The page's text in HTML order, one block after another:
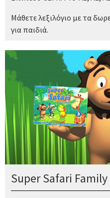
Μάθετε λεξιλόγιο με τα
για παιδιά.
Super Safari Family